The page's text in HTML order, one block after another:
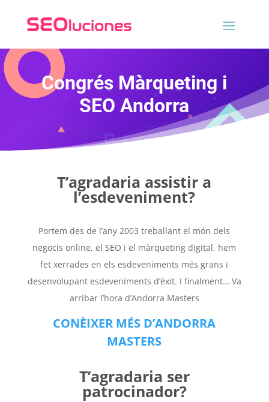
Congrés Màrqueting i
SEO Andorra
T’agradaria assistir a
l’esdeveniment?
Portem des de l’any 2003 treballant el món dels
negocis online, el SEO i el màrqueting digital, hem
fet xerrades en els esdeveniments més grans i
desenvolupant esdeveniments d’èxit. I finalment… Va
arribar l’hora d’Andorra Masters
CONÈIXER MÉS D’ANDORRA
MASTERS
T’agradaria ser
patrocinador?